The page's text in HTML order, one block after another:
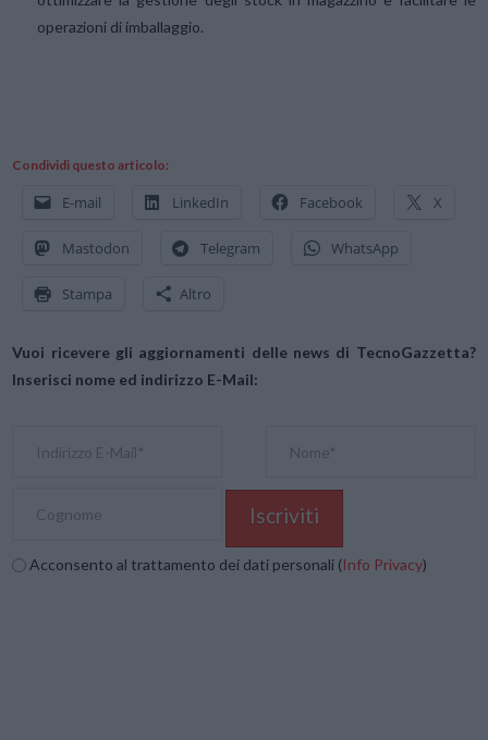
operazioni di imballaggio.
Condividi questo articolo:
E-mail LinkedIn Facebook X
Mastodon Telegram WhatsApp
Stampa Altro
Vuoi ricevere gli aggiornamenti delle news di TecnoGazzetta?
Inserisci nome ed indirizzo E-Mail:
Acconsento al trattamento dei dati personali (Info Privacy)